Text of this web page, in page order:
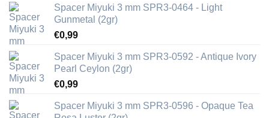
Spacer Miyuki 3 mm SPR3-0464 - Light
Gunmetal (2gr)
€0,99
Spacer Miyuki 3 mm SPR3-0592 - Antique Ivory
Pearl Ceylon (2gr)
€0,99
Spacer Miyuki 3 mm SPR3-0596 - Opaque Tea